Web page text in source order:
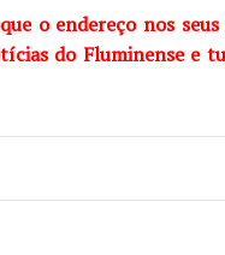
o endereço nos
do Fluminense e